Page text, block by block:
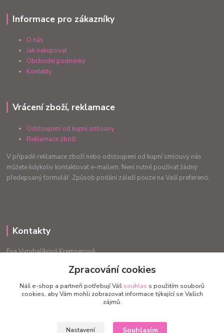
Informace pro zákazníky
O nás
Jak nakupovat
Obchodní podmínky
Kontakty
Vrácení zboží, reklamace
Odstoupení od kupní smlouvy
Reklamace zboží
V případě reklamace zboží nebo odstoupení od kupní smlouvy nás
můžete kdykoliv kontaktovat e-mailem. Není nutné používat žádný
předepsaný formulář. Způsob podání záleží pouze na Vaší preferenci.
Kontakty
Eva Vyrubalíková Kremserová
info.radost@email.cz
Zpracování cookies
Náš e-shop a partneři potřebují Váš souhlas s použitím souborů
cookies, aby Vám mohli zobrazovat informace týkající se Vašich
zájmů.
Nastavení Souhlasím